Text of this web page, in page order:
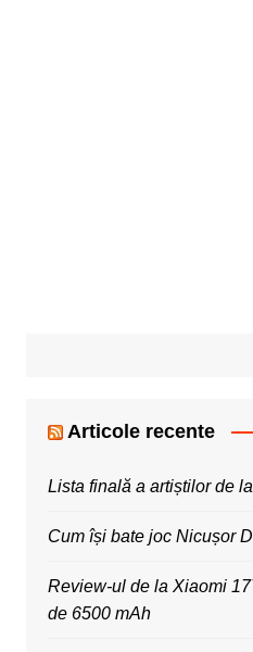
Articole recente
Lista finală a artiștilor de
Cum își bate joc Nicușor
Review-ul de la Xiaomi
de 6500 mAh